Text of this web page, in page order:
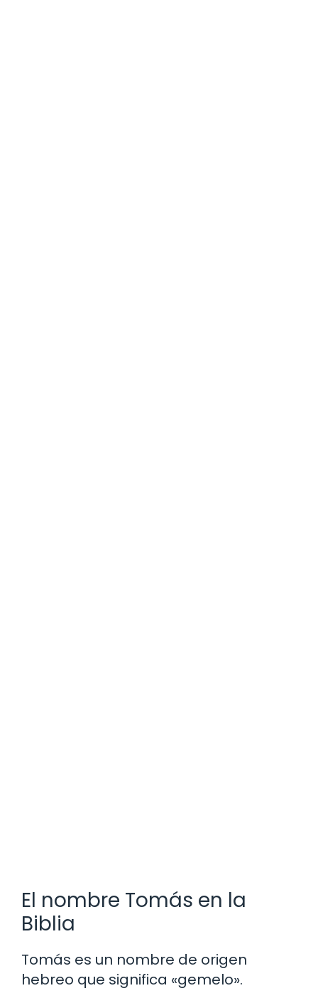
El nombre Tomás en la
Biblia
Tomás es un nombre de origen
hebreo que significa «gemelo».